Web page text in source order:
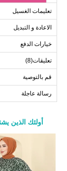
الحجم
38
42
44
52
تعليمات الغسيل
الاعادة و التبديل
خيارات الدفع
تعليقات(8)
قم بالتوصية
رسالة عاجلة
أولئك الذين